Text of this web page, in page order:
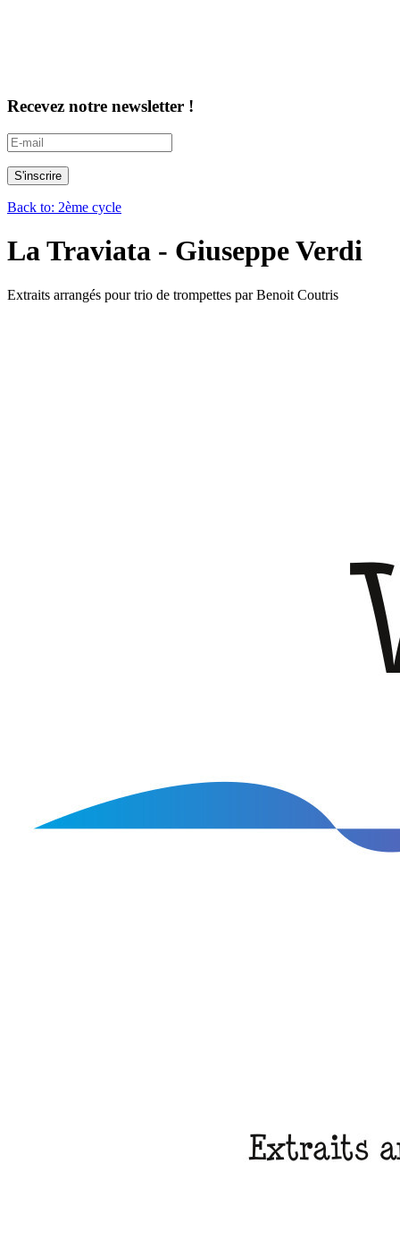
Recevez notre newsletter !
Back to: 2ème cycle
La Traviata - Giuseppe Verdi
Extraits arrangés pour trio de trompettes par Benoit Coutris